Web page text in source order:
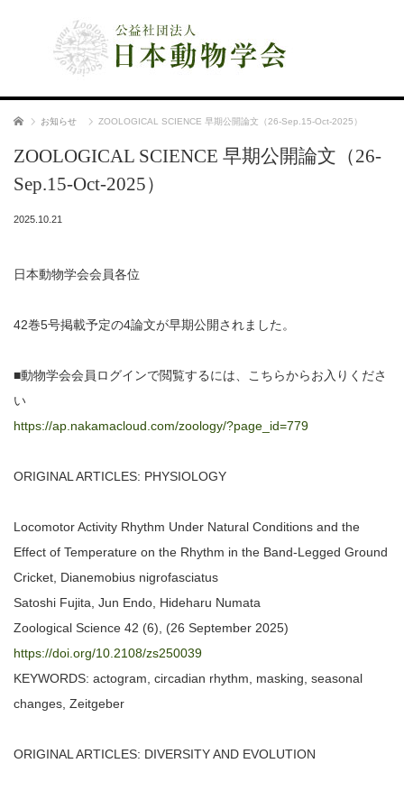
ホーム お知らせ ZOOLOGICAL SCIENCE 早期公開論文（26-Sep.15-Oct-2025）
ZOOLOGICAL SCIENCE 早期公開論文（26-
Sep.15-Oct-2025）
2025.10.21
日本動物学会会員各位
42巻5号掲載予定の4論文が早期公開されました。
■動物学会会員ログインで閲覧するには、こちらからお入りくださ
い
https://ap.nakamacloud.com/zoology/?page_id=779
ORIGINAL ARTICLES: PHYSIOLOGY
Locomotor Activity Rhythm Under Natural Conditions and the
Effect of Temperature on the Rhythm in the Band-Legged Ground
Cricket, Dianemobius nigrofasciatus
Satoshi Fujita, Jun Endo, Hideharu Numata
Zoological Science 42 (6), (26 September 2025)
https://doi.org/10.2108/zs250039
KEYWORDS: actogram, circadian rhythm, masking, seasonal
changes, Zeitgeber
ORIGINAL ARTICLES: DIVERSITY AND EVOLUTION